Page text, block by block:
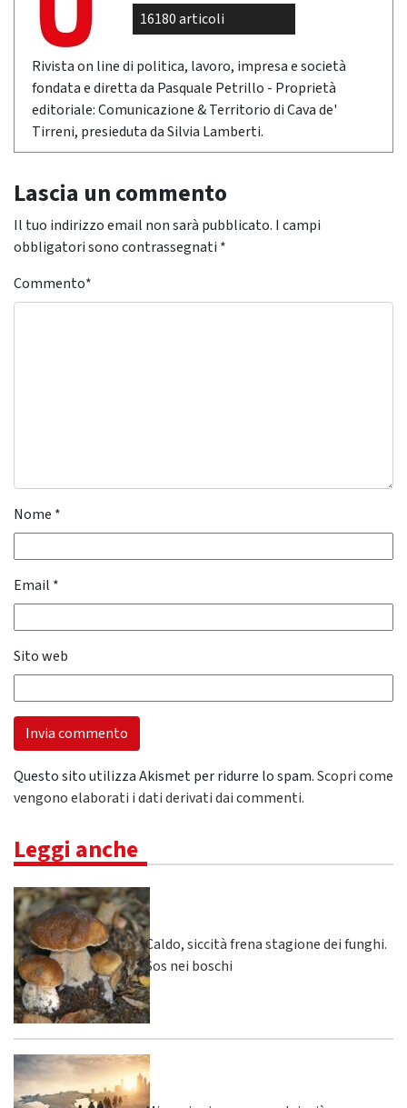
16180 articoli
Rivista on line di politica, lavoro, impresa e società
fondata e diretta da Pasquale Petrillo - Proprietà
editoriale: Comunicazione & Territorio di Cava de'
Tirreni, presieduta da Silvia Lamberti.
Lascia un commento
Il tuo indirizzo email non sarà pubblicato. I campi
obbligatori sono contrassegnati *
Commento*
Nome *
Email *
Sito web
Questo sito utilizza Akismet per ridurre lo spam.Scopri come
vengono elaborati i dati derivati dai commenti.
Leggi anche
Caldo, siccità frena stagione dei funghi.
Sos nei boschi